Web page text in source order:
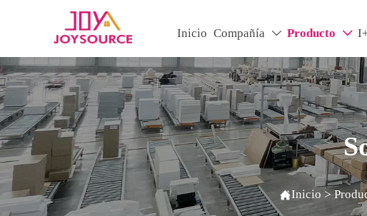
Inicio Compañía  Producto 
Inicio >